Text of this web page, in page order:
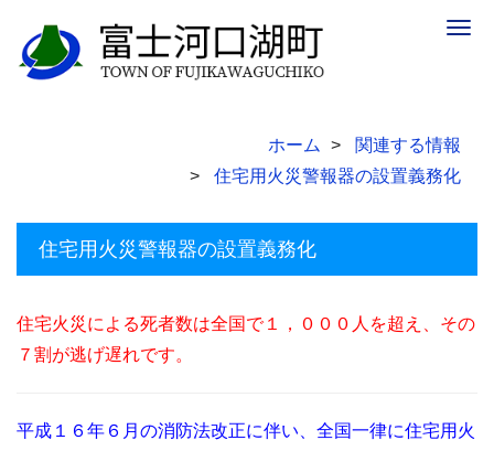
ホーム
関連する情報
住宅用火災警報器の設置義務化
住宅用火災警報器の設置義務化
住宅火災による死者数は全国で１，０００人を超え、その
７割が逃げ遅れです。
平成１６年６月の消防法改正に伴い、全国一律に住宅用火